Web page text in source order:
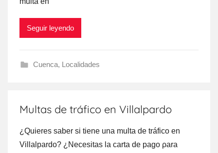
Seguir leyendo
Cuenca, Localidades
Multas de tráfico en Villalpardo
¿Quieres saber ѕi tiene una multa dе tráfico en
Villalpardo? ¿Necesitas la carta dе pago ρara